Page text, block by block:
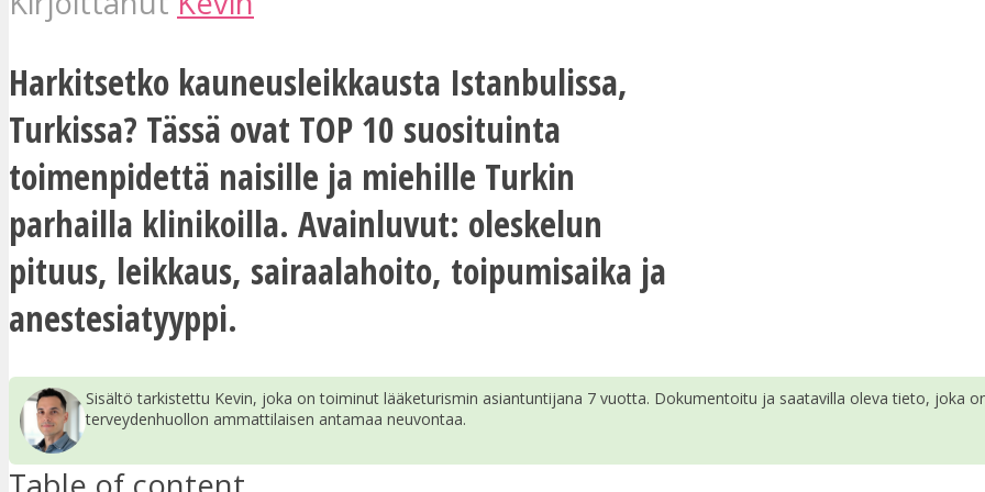
Harkitsetko kauneusleikkausta Istanbulissa,
Turkissa? Tässä ovat TOP 10 suosituinta
toimenpidettä naisille ja miehille Turkin
parhailla klinikoilla. Avainluvut: oleskelun
pituus, leikkaus, sairaalahoito, toipumisaika ja
anestesiatyyppi.
Sisältö tarkistettu Kevin, joka on toiminut lääketurismin asiantuntijana 7 vuotta. Dokumentoitu ja saatavilla oleva tieto, joka
terveydenhuollon ammattilaisen antamaa neuvontaa.